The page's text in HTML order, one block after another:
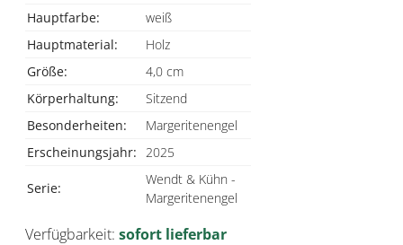
Hauptfarbe:
weiß
Hauptmaterial:
Holz
Größe:
4,0 cm
Körperhaltung:
Sitzend
Besonderheiten:
Margeritenengel
Erscheinungsjahr: 2025
Serie:
Wendt & Kühn -
Margeritenengel
Verfügbarkeit: sofort lieferbar